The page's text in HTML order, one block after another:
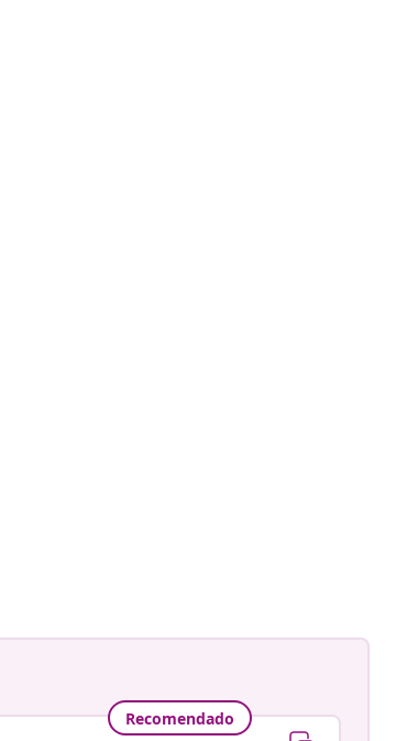
Recomendado